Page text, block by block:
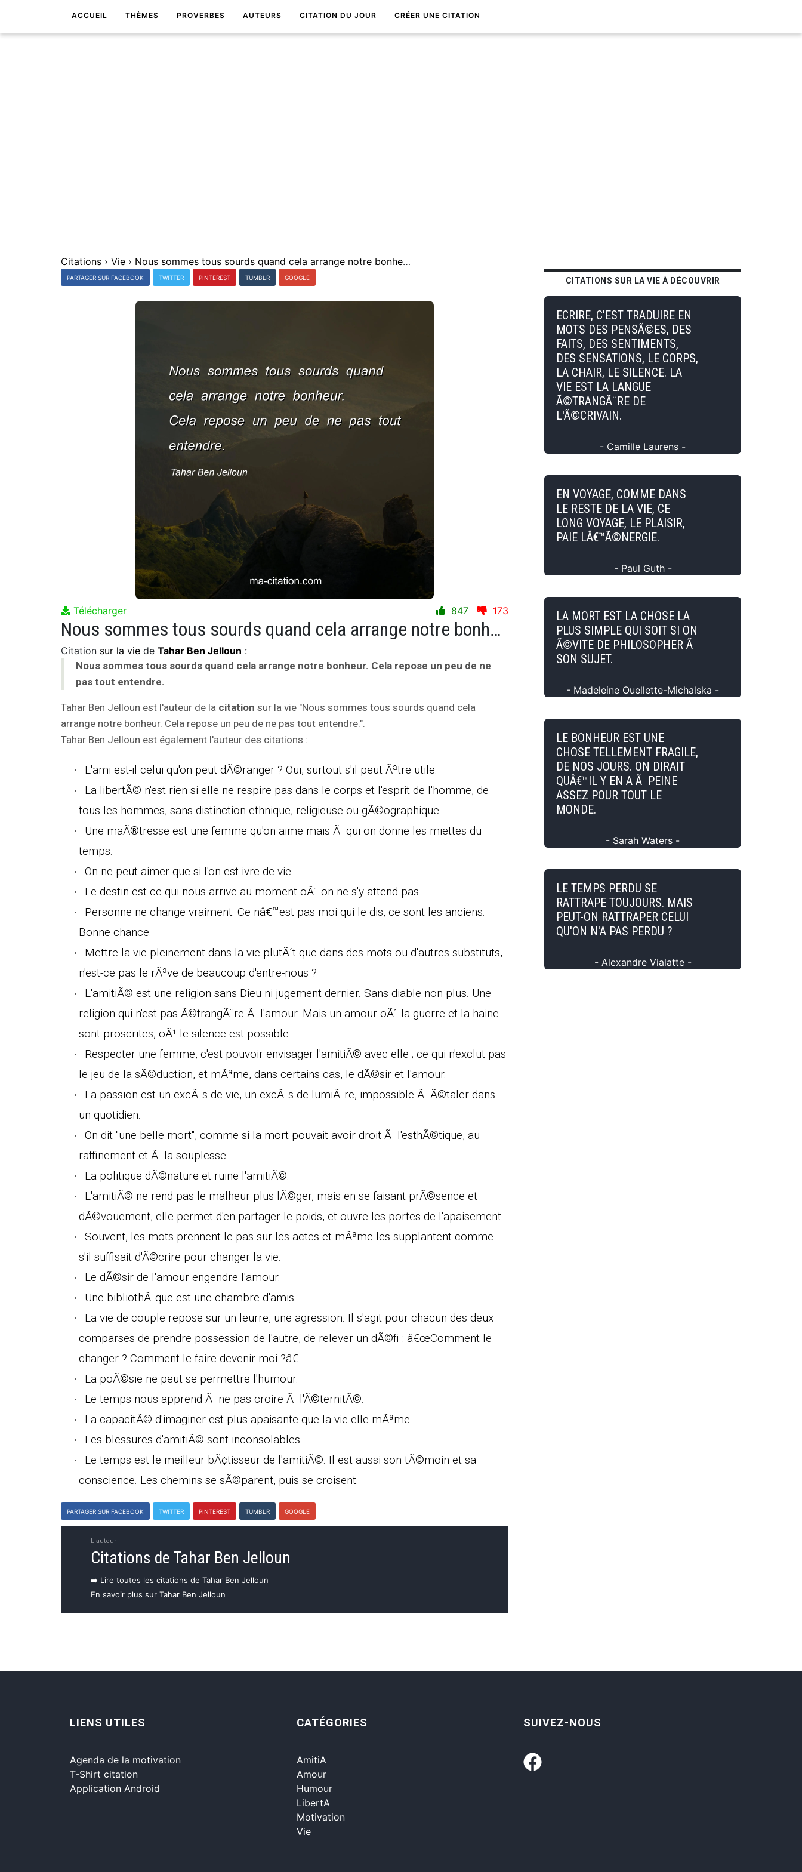
ACCUEIL THÈMES PROVERBES AUTEURS CITATION DU JOUR CRÉER UNE CITATION
Citations › Vie › Nous sommes tous sourds quand cela arrange notre bonheur. Cela repose un peu de ne pas tout entendre.
PARTAGER SUR FACEBOOK TWITTER PINTEREST TUMBLR GOOGLE
Télécharger 847 173
Nous sommes tous sourds quand cela arrange notre bonheur. Cela repose un peu de ne pas tout entendre.
Citation sur la vie de Tahar Ben Jelloun :
Nous sommes tous sourds quand cela arrange notre bonheur. Cela repose un peu de ne
pas tout entendre.
Tahar Ben Jelloun est l'auteur de la citation sur la vie "Nous sommes tous sourds quand cela
arrange notre bonheur. Cela repose un peu de ne pas tout entendre.".
Tahar Ben Jelloun est également l'auteur des citations :
L'ami est-il celui qu'on peut dÃ©ranger ? Oui, surtout s'il peut Ãªtre utile.
La libertÃ© n'est rien si elle ne respire pas dans le corps et l'esprit de l'homme, de
tous les hommes, sans distinction ethnique, religieuse ou gÃ©ographique.
Une maÃ®tresse est une femme qu'on aime mais Ã qui on donne les miettes du
temps.
On ne peut aimer que si l'on est ivre de vie.
Le destin est ce qui nous arrive au moment oÃ¹ on ne s'y attend pas.
Personne ne change vraiment. Ce nâ€™est pas moi qui le dis, ce sont les anciens.
Bonne chance.
Mettre la vie pleinement dans la vie plutÃ´t que dans des mots ou d'autres substituts,
n'est-ce pas le rÃªve de beaucoup d'entre-nous ?
L'amitiÃ© est une religion sans Dieu ni jugement dernier. Sans diable non plus. Une
religion qui n'est pas Ã©trangÃ¨re Ã l'amour. Mais un amour oÃ¹ la guerre et la haine
sont proscrites, oÃ¹ le silence est possible.
Respecter une femme, c'est pouvoir envisager l'amitiÃ© avec elle ; ce qui n'exclut pas
le jeu de la sÃ©duction, et mÃªme, dans certains cas, le dÃ©sir et l'amour.
La passion est un excÃ¨s de vie, un excÃ¨s de lumiÃ¨re, impossible Ã Ã©taler dans
un quotidien.
On dit "une belle mort", comme si la mort pouvait avoir droit Ã l'esthÃ©tique, au
raffinement et Ã la souplesse.
La politique dÃ©nature et ruine l'amitiÃ©.
L'amitiÃ© ne rend pas le malheur plus lÃ©ger, mais en se faisant prÃ©sence et
dÃ©vouement, elle permet d'en partager le poids, et ouvre les portes de l'apaisement.
Souvent, les mots prennent le pas sur les actes et mÃªme les supplantent comme
s'il suffisait d'Ã©crire pour changer la vie.
Le dÃ©sir de l'amour engendre l'amour.
Une bibliothÃ¨que est une chambre d'amis.
La vie de couple repose sur un leurre, une agression. Il s'agit pour chacun des deux
comparses de prendre possession de l'autre, de relever un dÃ©fi : â€œComment le
changer ? Comment le faire devenir moi ?â€
La poÃ©sie ne peut se permettre l'humour.
Le temps nous apprend Ã ne pas croire Ã l'Ã©ternitÃ©.
La capacitÃ© d'imaginer est plus apaisante que la vie elle-mÃªme...
Les blessures d'amitiÃ© sont inconsolables.
Le temps est le meilleur bÃ¢tisseur de l'amitiÃ©. Il est aussi son tÃ©moin et sa
conscience. Les chemins se sÃ©parent, puis se croisent.
PARTAGER SUR FACEBOOK TWITTER PINTEREST TUMBLR GOOGLE
L'auteur
Citations de Tahar Ben Jelloun
➡️ Lire toutes les citations de Tahar Ben Jelloun
En savoir plus sur Tahar Ben Jelloun
CITATIONS SUR LA VIE À DÉCOUVRIR
ECRIRE, C'EST TRADUIRE EN
MOTS DES PENSÃ©ES, DES
FAITS, DES SENTIMENTS,
DES SENSATIONS, LE CORPS,
LA CHAIR, LE SILENCE. LA
VIE EST LA LANGUE
Ã©TRANGÃ¨RE DE
L'Ã©CRIVAIN.
- Camille Laurens -
EN VOYAGE, COMME DANS
LE RESTE DE LA VIE, CE
LONG VOYAGE, LE PLAISIR,
PAIE LÂ€™Ã©NERGIE.
- Paul Guth -
LA MORT EST LA CHOSE LA
PLUS SIMPLE QUI SOIT SI ON
Ã©VITE DE PHILOSOPHER Ã
SON SUJET.
- Madeleine Ouellette-Michalska -
LE BONHEUR EST UNE
CHOSE TELLEMENT FRAGILE,
DE NOS JOURS. ON DIRAIT
QUÂ€™IL Y EN A Ã PEINE
ASSEZ POUR TOUT LE
MONDE.
- Sarah Waters -
LE TEMPS PERDU SE
RATTRAPE TOUJOURS. MAIS
PEUT-ON RATTRAPER CELUI
QU'ON N'A PAS PERDU ?
- Alexandre Vialatte -
LIENS UTILES
Agenda de la motivation
T-Shirt citation
Application Android
CATÉGORIES
AmitiA
Amour
Humour
LibertA
Motivation
Vie
SUIVEZ-NOUS